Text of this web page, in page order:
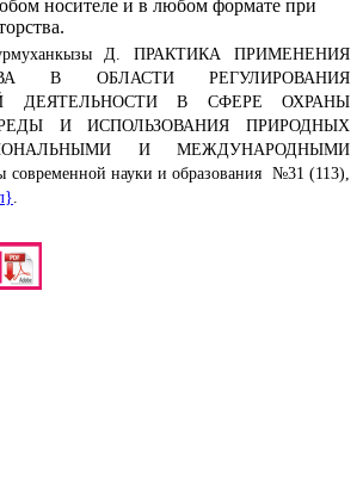
носителе и в любом формате при
Д. ПРАКТИКА ПРИМЕНЕНИЯ
В ОБЛАСТИ РЕГУЛИРОВАНИЯ
ДЕЯТЕЛЬНОСТИ В СФЕРЕ ОХРАНЫ
И ИСПОЛЬЗОВАНИЯ ПРИРОДНЫХ
И МЕЖДУНАРОДНЫМИ
науки и образования №31 (113),
.